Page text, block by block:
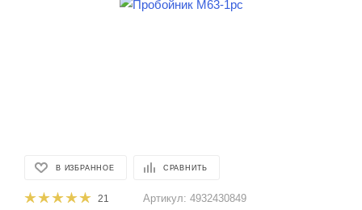
В ИЗБРАННОЕ СРАВНИТЬ
21 Артикул: 4932430849